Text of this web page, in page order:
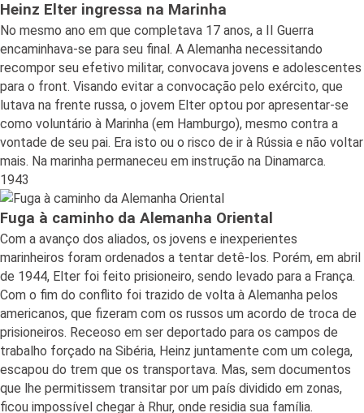
Heinz Elter ingressa na Marinha
No mesmo ano em que completava 17 anos, a II Guerra
encaminhava-se para seu final. A Alemanha necessitando
recompor seu efetivo militar, convocava jovens e adolescentes
para o front. Visando evitar a convocação pelo exército, que
lutava na frente russa, o jovem Elter optou por apresentar-se
como voluntário à Marinha (em Hamburgo), mesmo contra a
vontade de seu pai. Era isto ou o risco de ir à Rússia e não voltar
mais. Na marinha permaneceu em instrução na Dinamarca.
1943
Fuga à caminho da Alemanha Oriental
Com a avanço dos aliados, os jovens e inexperientes
marinheiros foram ordenados a tentar detê-los. Porém, em abril
de 1944, Elter foi feito prisioneiro, sendo levado para a França.
Com o fim do conflito foi trazido de volta à Alemanha pelos
americanos, que fizeram com os russos um acordo de troca de
prisioneiros. Receoso em ser deportado para os campos de
trabalho forçado na Sibéria, Heinz juntamente com um colega,
escapou do trem que os transportava. Mas, sem documentos
que lhe permitissem transitar por um país dividido em zonas,
ficou impossível chegar à Rhur, onde residia sua família.